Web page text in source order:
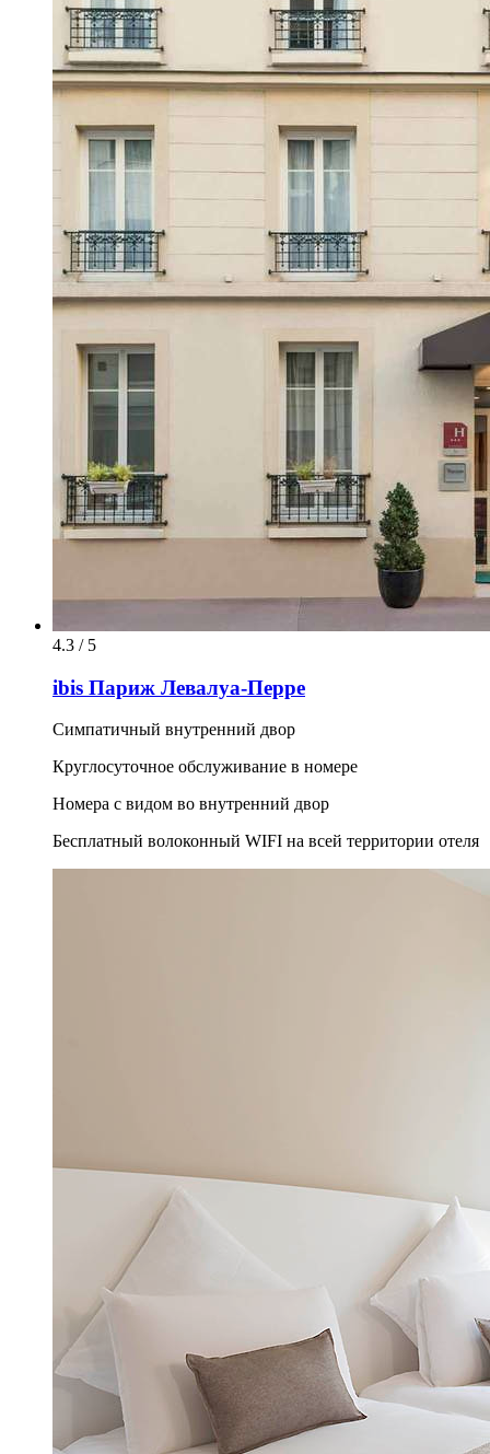
4.3 / 5
ibis Париж Левалуа-Перре
Симпатичный внутренний двор
Круглосуточное обслуживание в номере
Номера с видом во внутренний двор
Бесплатный волоконный WIFI на всей территории отеля